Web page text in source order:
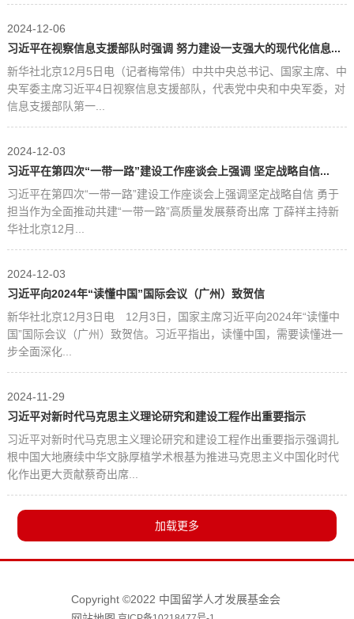
2024-12-06
习近平在视察信息支援部队时强调 努力建设一支强大的现代化信息...
新华社北京12月5日电（记者梅常伟）中共中央总书记、国家主席、中
央军委主席习近平4日视察信息支援部队，代表党中央和中央军委，对
信息支援部队第一...
2024-12-03
习近平在第四次“一带一路”建设工作座谈会上强调 坚定战略自信...
习近平在第四次“一带一路”建设工作座谈会上强调坚定战略自信 勇于
担当作为全面推动共建“一带一路”高质量发展蔡奇出席 丁薛祥主持新
华社北京12月...
2024-12-03
习近平向2024年“读懂中国”国际会议（广州）致贺信
新华社北京12月3日电 12月3日，国家主席习近平向2024年“读懂中
国”国际会议（广州）致贺信。习近平指出，读懂中国，需要读懂进一
步全面深化...
2024-11-29
习近平对新时代马克思主义理论研究和建设工程作出重要指示
习近平对新时代马克思主义理论研究和建设工程作出重要指示强调扎
根中国大地赓续中华文脉厚植学术根基为推进马克思主义中国化时代
化作出更大贡献蔡奇出席...
Copyright ©2022 中国留学人才发展基金会